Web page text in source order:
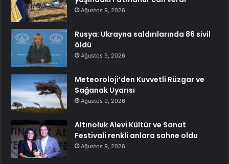
Ağustos 9, 2026
Rusya: Ukrayna saldırılarında 86 sivil
öldü
Ağustos 9, 2026
Meteoroloji’den Kuvvetli Rüzgar ve
Sağanak Uyarısı
Ağustos 9, 2026
Altınoluk Alevi Kültür ve Sanat
Festivali renkli anlara sahne oldu
Ağustos 9, 2026